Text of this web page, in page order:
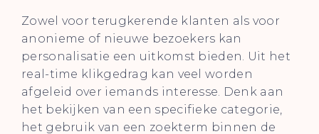
Zowel voor terugkerende klanten als voor
anonieme of nieuwe bezoekers kan
personalisatie een uitkomst bieden. Uit het
real-time klikgedrag kan veel worden
afgeleid over iemands interesse. Denk aan
het bekijken van een specifieke categorie,
het gebruik van een zoekterm binnen de